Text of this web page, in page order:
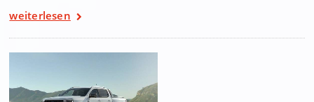
weiterlesen